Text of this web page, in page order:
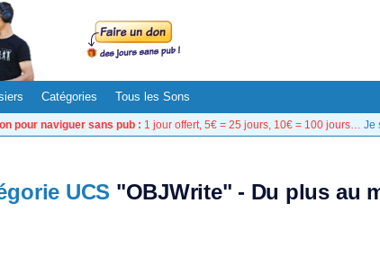
Catégories Tous les Sons
pour naviguer sans pub : 1 jour offert, 5€ = 25 jours, 10€ = 100 jours… Je
UCS "OBJWrite" - Du plus au